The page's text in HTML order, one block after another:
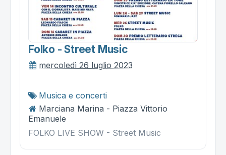
Folko - Street Music
mercoledì 26 luglio 2023
Musica e concerti
Marciana Marina - Piazza Vittorio
Emanuele
FOLKO LIVE SHOW - Street Music